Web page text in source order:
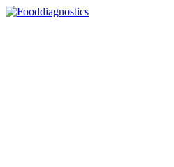
Videre